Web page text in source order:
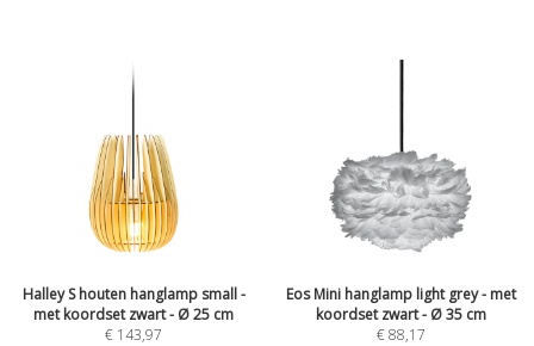
Halley S houten hanglamp small -
met koordset zwart - Ø 25 cm
€ 143,97
Eos Mini hanglamp light grey - met
koordset zwart - Ø 35 cm
€88,17